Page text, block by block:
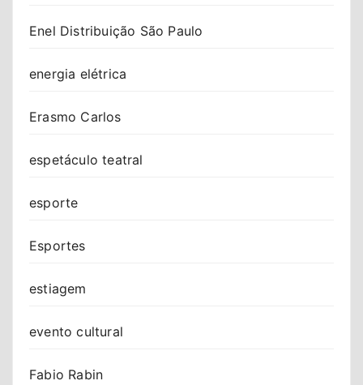
Enel Distribuição São Paulo
energia elétrica
Erasmo Carlos
espetáculo teatral
esporte
Esportes
estiagem
evento cultural
Fabio Rabin